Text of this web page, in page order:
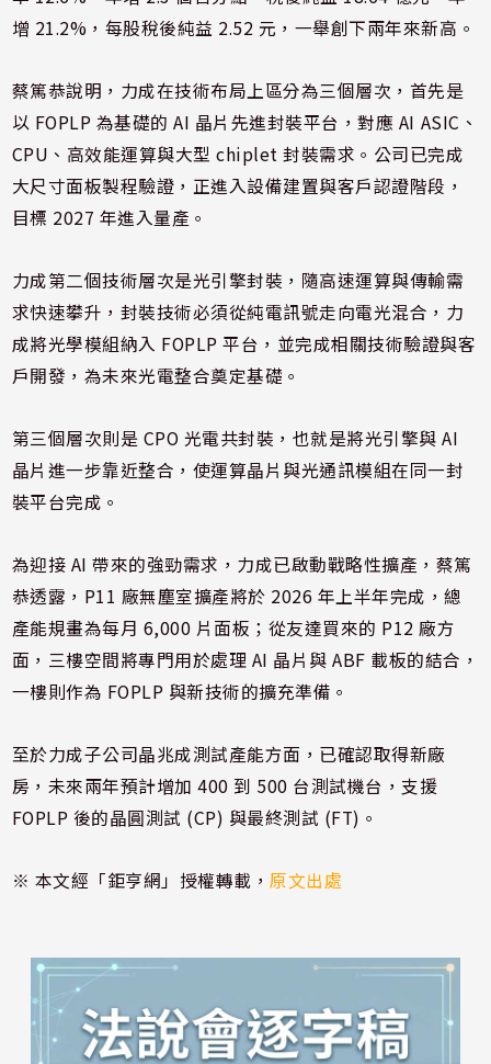
增 21.2%，每股稅後純益 2.52 元，一舉創下兩年來新高。
蔡篤恭說明，力成在技術布局上區分為三個層次，首先是
以 FOPLP 為基礎的 AI 晶片先進封裝平台，對應 AI ASIC、
CPU、高效能運算與大型 chiplet 封裝需求。公司已完成
大尺寸面板製程驗證，正進入設備建置與客戶認證階段，
目標 2027 年進入量產。
力成第二個技術層次是光引擎封裝，隨高速運算與傳輸需
求快速攀升，封裝技術必須從純電訊號走向電光混合，力
成將光學模組納入 FOPLP 平台，並完成相關技術驗證與客
戶開發，為未來光電整合奠定基礎。
第三個層次則是 CPO 光電共封裝，也就是將光引擎與 AI
晶片進一步靠近整合，使運算晶片與光通訊模組在同一封
裝平台完成。
為迎接 AI 帶來的強勁需求，力成已啟動戰略性擴產，蔡篤
恭透露，P11 廠無塵室擴產將於 2026 年上半年完成，總
產能規畫為每月 6,000 片面板；從友達買來的 P12 廠方
面，三樓空間將專門用於處理 AI 晶片與 ABF 載板的結合，
一樓則作為 FOPLP 與新技術的擴充準備。
至於力成子公司晶兆成測試產能方面，已確認取得新廠
房，未來兩年預計增加 400 到 500 台測試機台，支援
FOPLP 後的晶圓測試 (CP) 與最終測試 (FT)。
※ 本文經「鉅亨網」授權轉載，原文出處